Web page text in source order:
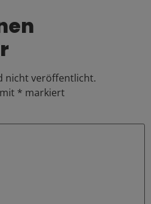
nicht veröffentlicht.
* markiert